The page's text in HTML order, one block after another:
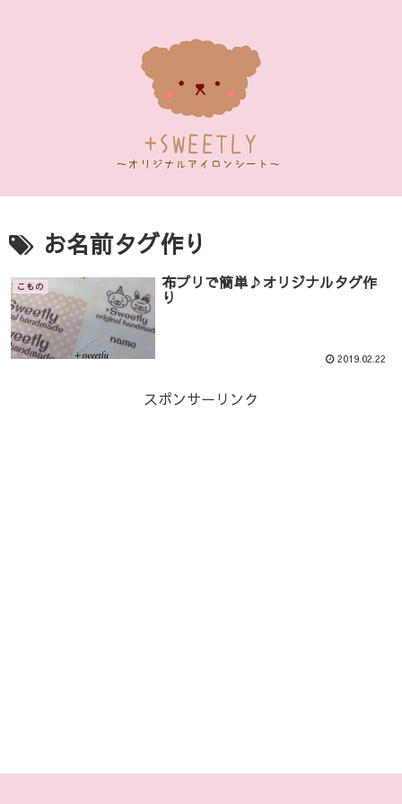
お名前タグ作り
こもの 布プリで簡単♪オリジナルタグ作
り
2019.02.22
スポンサーリンク